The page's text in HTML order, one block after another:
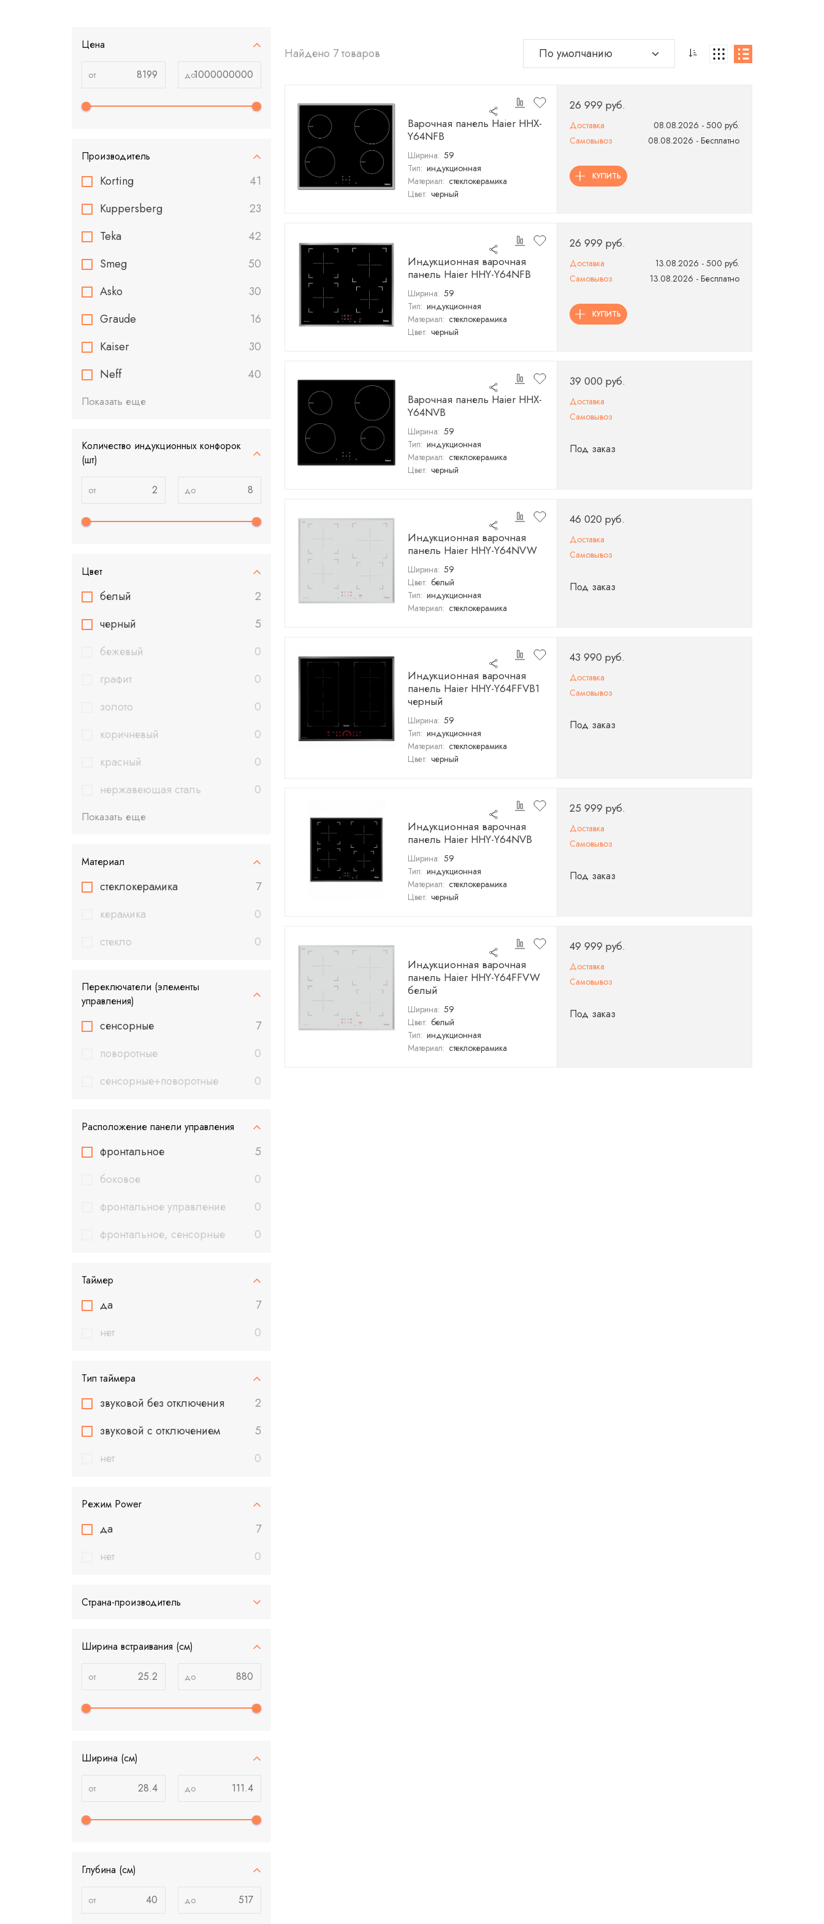
Цена
Производитель
Korting
41
Kuppersberg
23
Teka
42
Smeg
50
Asko
30
Graude
16
Kaiser
30
Neff
40
Показать еще
Количество индукционных конфорок
(шт)
Цвет
белый
2
черный
5
бежевый
0
графит
0
золото
0
коричневый
0
красный
0
нержавеющая сталь
0
Показать еще
Материал
стеклокерамика
7
керамика
0
стекло
0
Переключатели (элементы
управления)
сенсорные
7
поворотные
0
сенсорные+поворотные
0
Расположение панели управления
фронтальное
5
боковое
0
фронтальное управление
0
фронтальное, сенсорные
0
Таймер
да
7
нет
0
Тип таймера
звуковой без отключения
2
звуковой с отключением
5
нет
0
Режим Power
да
7
нет
0
Страна-производитель
Ширина встраивания (см)
Ширина (см)
Глубина (см)
Найдено 7 товаров
Варочная панель Haier HHX-
Y64NFB
Ширина: 59
Тип: индукционная
Материал: стеклокерамика
Цвет: черный
26 999 руб.
Доставка
08.08.2026 - 500 руб.
Самовывоз
08.08.2026 - Бесплатно
КУПИТЬ
Индукционная варочная
панель Haier HHY-Y64NFB
Ширина: 59
Тип: индукционная
Материал: стеклокерамика
Цвет: черный
26 999 руб.
Доставка
13.08.2026 - 500 руб.
Самовывоз
13.08.2026 - Бесплатно
КУПИТЬ
Варочная панель Haier HHX-
Y64NVB
Ширина: 59
Тип: индукционная
Материал: стеклокерамика
Цвет: черный
39 000 руб.
Доставка
Самовывоз
Под заказ
Индукционная варочная
панель Haier HHY-Y64NVW
Ширина: 59
Цвет: белый
Тип: индукционная
Материал: стеклокерамика
46 020 руб.
Доставка
Самовывоз
Под заказ
Индукционная варочная
панель Haier HHY-Y64FFVB1
черный
Ширина: 59
Тип: индукционная
Материал: стеклокерамика
Цвет: черный
43 990 руб.
Доставка
Самовывоз
Под заказ
Индукционная варочная
панель Haier HHY-Y64NVB
Ширина: 59
Тип: индукционная
Материал: стеклокерамика
Цвет: черный
25 999 руб.
Доставка
Самовывоз
Под заказ
Индукционная варочная
панель Haier HHY-Y64FFVW
белый
Ширина: 59
Цвет: белый
Тип: индукционная
Материал: стеклокерамика
49 999 руб.
Доставка
Самовывоз
Под заказ